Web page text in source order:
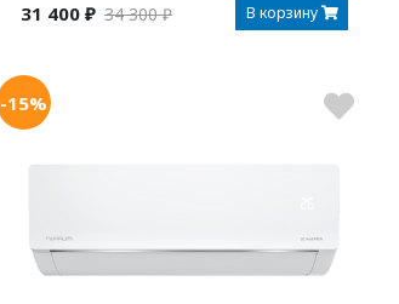
31 400 ₽ 34 300 ₽ В корзину
-15%